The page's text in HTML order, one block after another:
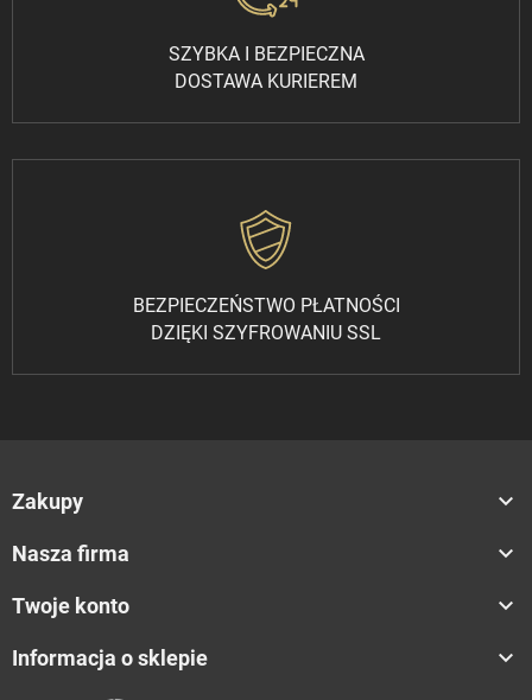
SZYBKA I BEZPIECZNA
DOSTAWA KURIEREM
BEZPIECZEŃSTWO PŁATNOŚCI
DZIĘKI SZYFROWANIU SSL
Zakupy 
Nasza firma 
Twoje konto 
Informacja o sklepie 